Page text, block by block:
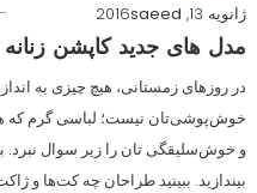
ژانویه 13, 2016
saeed
مدل های جدید کاپشن زنانه و
در روزهای زمستانی، هیچ‌ چیزی به
خوش‌پوشی‌تان نیست؛ لباسی گرم كه
و خوش‌سلیقگی تان را زیر سوال نبرد.
بیندازید. ببینید طراحان چه كت‌ها و